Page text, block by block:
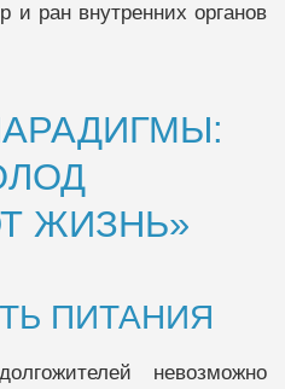
и ран внутренних органов
ЖИЗНЬ»
ПИТАНИЯ
невозможно